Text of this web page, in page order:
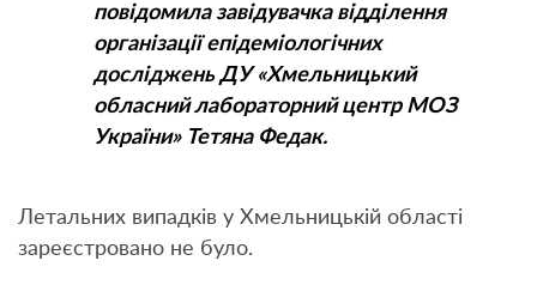
повідомила завідувачка відділення
організації епідеміологічних
досліджень ДУ «Хмельницький
обласний лабораторний центр МОЗ
України» Тетяна Федак.
Летальних випадків у Хмельницькій області
зареєстровано не було.